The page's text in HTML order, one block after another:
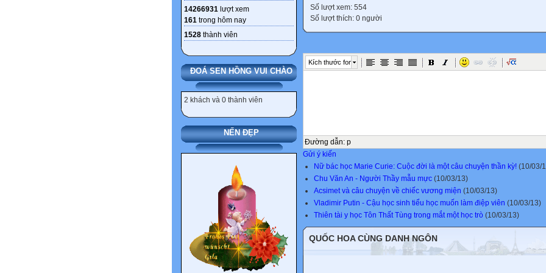
14266931 lượt xem
161 trong hôm nay
1528 thành viên
ĐOÁ SEN HỒNG VUI CHÀO
2 khách và 0 thành viên
NẾN ĐẸP
Số lượt xem: 554
Số lượt thích: 0 người
Kích thước font
Đường dẫn: p
Gửi ý kiến
Nữ bác học Marie Curie: Cuộc đời là một câu chuyện thần kỳ! (10/03/
Chu Văn An - Người Thầy mẫu mực (10/03/13)
Acsimet và câu chuyện về chiếc vương miện (10/03/13)
Vladimir Putin - Cậu học sinh tiểu học muốn làm điệp viên (10/03/13)
Thiên tài y học Tôn Thất Tùng trong mắt một học trò (10/03/13)
QUỐC HOA CÙNG DANH NGÔN